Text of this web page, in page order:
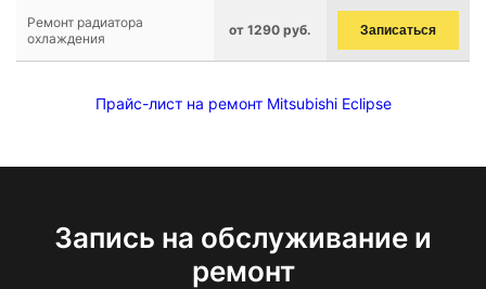
Ремонт радиатора
охлаждения
от 1290 руб. Записаться
Прайс-лист на ремонт Mitsubishi Eclipse
Запись на обслуживание и
ремонт